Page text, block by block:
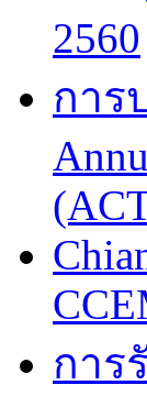
2560
การ
การ